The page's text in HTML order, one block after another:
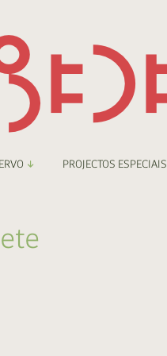
Comicarte
PROJECTOS ESPECIAIS